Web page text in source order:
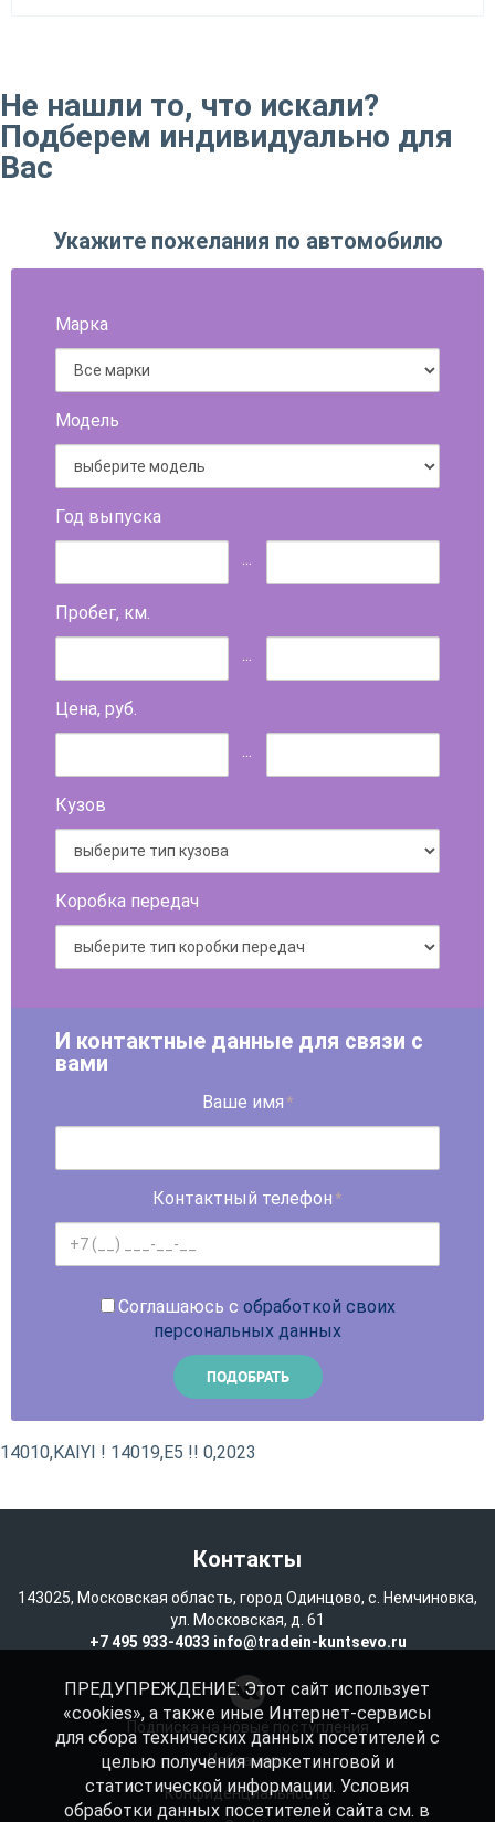
Не нашли то, что искали?
Подберем индивидуально для
Вас
Укажите пожелания по автомобилю
Марка
Модель
Год выпуска
...
Пробег, км.
...
Цена, руб.
...
Кузов
Коробка передач
И контактные данные для связи с
вами
Ваше имя *
Контактный телефон *
Соглашаюсь с обработкой своих
персональных данных
14010,KAIYI ! 14019,E5 !! 0,2023
Контакты
143025, Московская область, город Одинцово, с. Немчиновка,
ул. Московская, д. 61
+7 495 933-4033 info@tradein-kuntsevo.ru
Подписка на новые поступления
Избранное
Конфиденциальность
ПРЕДУПРЕЖДЕНИЕ: Этот сайт использует
«cookies», а также иные Интернет-сервисы
для сбора технических данных посетителей с
целью получения маркетинговой и
статистической информации. Условия
обработки данных посетителей сайта см. в